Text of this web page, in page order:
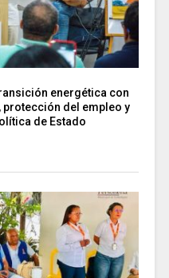
energética con
del empleo y
de Estado